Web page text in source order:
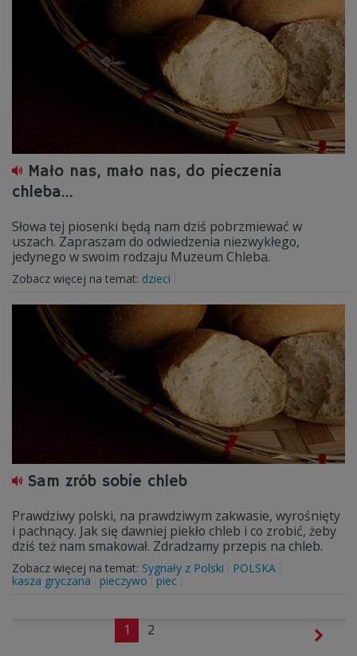
Mało nas, mało nas, do pieczenia
chleba...
Słowa tej piosenki będą nam dziś pobrzmiewać w
uszach. Zapraszam do odwiedzenia niezwykłego,
jedynego w swoim rodzaju Muzeum Chleba.
Zobacz więcej na temat: dzieci
Sam zrób sobie chleb
Prawdziwy polski, na prawdziwym zakwasie, wyrośnięty
i pachnący. Jak się dawniej piekło chleb i co zrobić, żeby
dziś też nam smakował. Zdradzamy przepis na chleb.
Zobacz więcej na temat: Sygnały z Polski
POLSKA
kasza gryczana
pieczywo piec
1 2